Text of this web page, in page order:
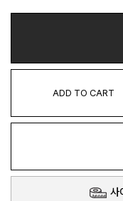
ADD TO CART
사